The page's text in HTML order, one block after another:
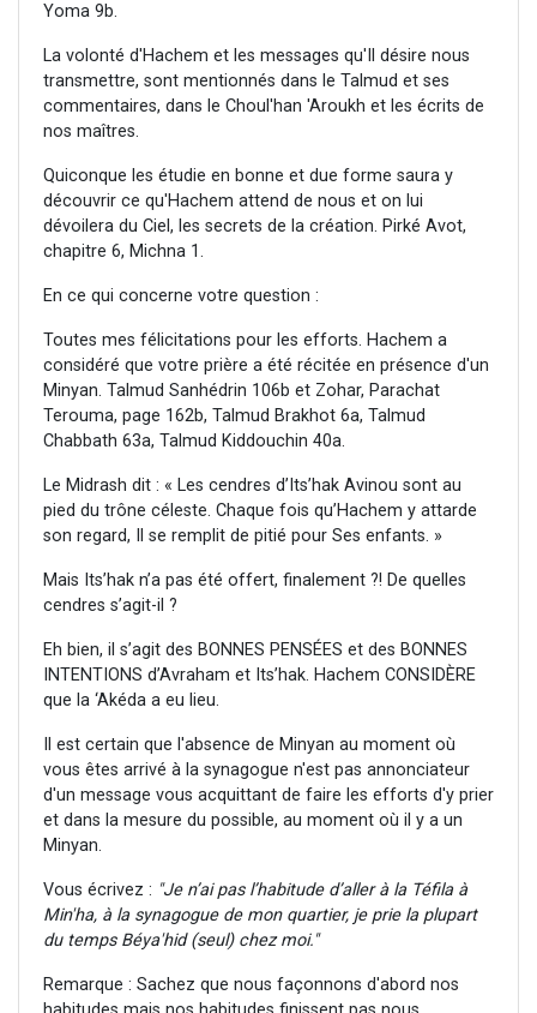
Yoma 9b.
La volonté d'Hachem et les messages qu'Il désire nous
transmettre, sont mentionnés dans le Talmud et ses
commentaires, dans le Choul'han 'Aroukh et les écrits de
nos maîtres.
Quiconque les étudie en bonne et due forme saura y
découvrir ce qu'Hachem attend de nous et on lui
dévoilera du Ciel, les secrets de la création. Pirké Avot,
chapitre 6, Michna 1.
En ce qui concerne votre question :
Toutes mes félicitations pour les efforts. Hachem a
considéré que votre prière a été récitée en présence d'un
Minyan. Talmud Sanhédrin 106b et Zohar, Parachat
Terouma, page 162b, Talmud Brakhot 6a, Talmud
Chabbath 63a, Talmud Kiddouchin 40a.
Le Midrash dit : « Les cendres d’Its’hak Avinou sont au
pied du trône céleste. Chaque fois qu’Hachem y attarde
son regard, Il se remplit de pitié pour Ses enfants. »
Mais Its’hak n’a pas été offert, finalement ?! De quelles
cendres s’agit-il ?
Eh bien, il s’agit des BONNES PENSÉES et des BONNES
INTENTIONS d’Avraham et Its’hak. Hachem CONSIDÈRE
que la ‘Akéda a eu lieu.
Il est certain que l'absence de Minyan au moment où
vous êtes arrivé à la synagogue n'est pas annonciateur
d'un message vous acquittant de faire les efforts d'y prier
et dans la mesure du possible, au moment où il y a un
Minyan.
Vous écrivez : "Je n’ai pas l’habitude d’aller à la Téfila à
Min'ha, à la synagogue de mon quartier, je prie la plupart
du temps Béya'hid (seul) chez moi."
Remarque : Sachez que nous façonnons d'abord nos